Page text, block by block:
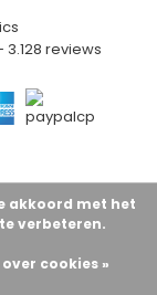
3.128 reviews
akkoord met het
verbeteren.
over cookies »